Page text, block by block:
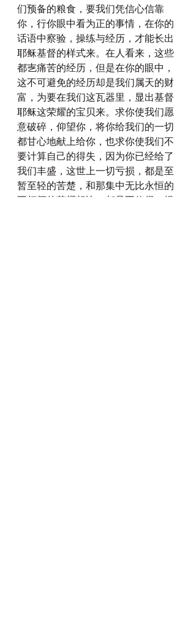
们预备的粮食，要我们凭信心信靠
你，行你眼中看为正的事情，在你的
话语中察验，操练与经历，才能长出
耶稣基督的样式来。在人看来，这些
都㐊痛苦的经历，但是在你的眼中，
这不可避免的经历却是我们属天的财
富，为要在我们这瓦器里，显出基督
耶稣这荣耀的宝贝来。求你使我们愿
意破碎，仰望你，将你给我们的一切
都甘心地献上给你，也求你使我们不
要计算自己的得失，因为你已经给了
我们丰盛，这世上一切亏损，都是至
暂至轻的苦楚，和那集中无比永恒的